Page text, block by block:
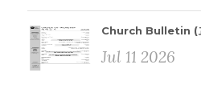
Church Bulletin (
Jul 11 2026